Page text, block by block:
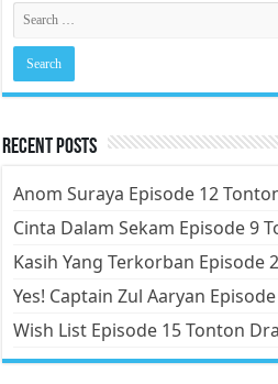
Recent Posts
Anom Suraya Episode 12
Cinta Dalam Sekam Episode 9
Kasih Yang Terkorban Episode
Yes! Captain Zul Aaryan
Wish List Episode 15 Tonton